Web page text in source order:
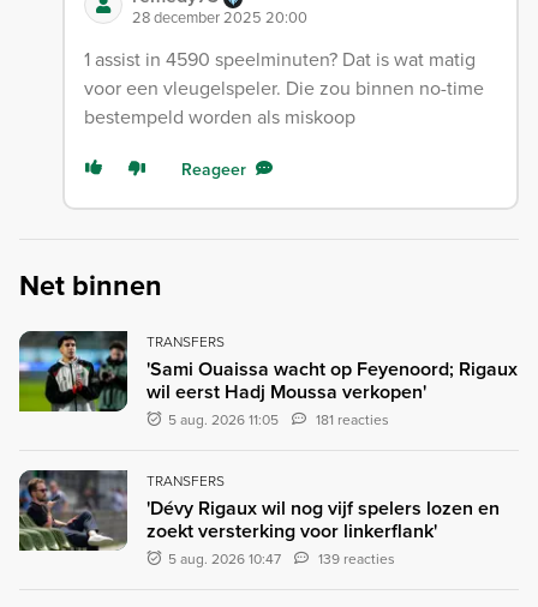
28 december 2025 20:00
1 assist in 4590 speelminuten? Dat is wat matig
voor een vleugelspeler. Die zou binnen no-time
bestempeld worden als miskoop
Reageer
Net binnen
TRANSFERS
'Sami Ouaissa wacht op Feyenoord; Rigaux
wil eerst Hadj Moussa verkopen'
5 aug. 2026 11:05 181 reacties
TRANSFERS
'Dévy Rigaux wil nog vijf spelers lozen en
zoekt versterking voor linkerflank'
5 aug. 2026 10:47 139 reacties